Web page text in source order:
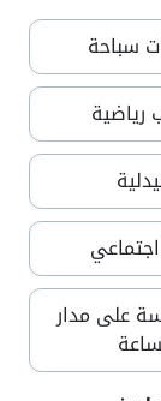
سباحة
رياضية
على مدار